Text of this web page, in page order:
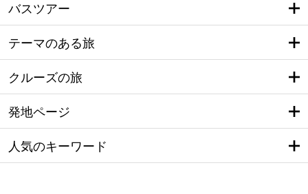
バスツアー
テーマのある旅
クルーズの旅
発地ページ
人気のキーワード